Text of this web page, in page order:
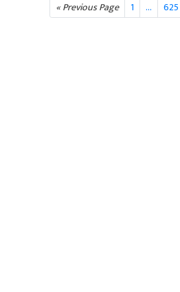
« Previous Page 1 … 625